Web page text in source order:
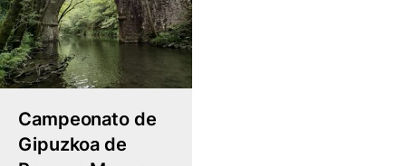
Campeonato de
Gipuzkoa de